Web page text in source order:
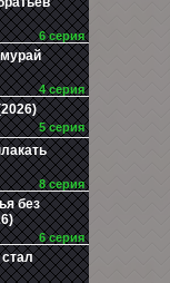
6 серия
4 серия
5 серия
8 серия
без
6 серия